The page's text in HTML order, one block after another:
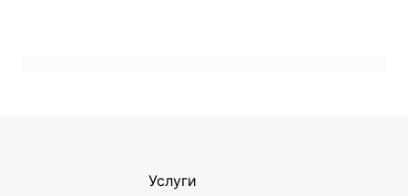
Услуги